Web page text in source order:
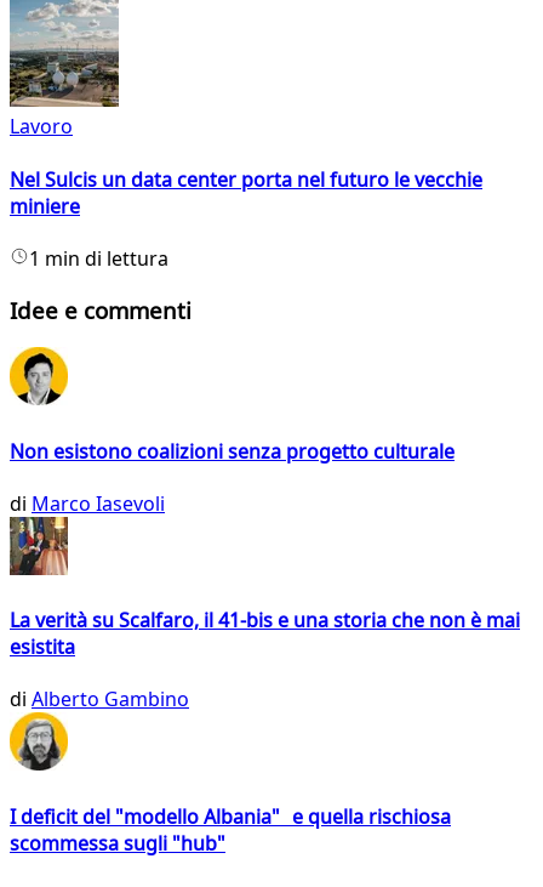
Lavoro
Nel Sulcis un data center porta nel futuro le vecchie
miniere
1 min di lettura
Idee e commenti
Non esistono coalizioni senza progetto culturale
di Marco Iasevoli
La verità su Scalfaro, il 41-bis e una storia che non è mai
esistita
di Alberto Gambino
I deficit del "modello Albania" e quella rischiosa
scommessa sugli "hub"